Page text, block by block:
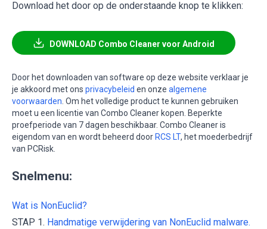
Download het door op de onderstaande knop te klikken:
DOWNLOAD Combo Cleaner voor Android
Door het downloaden van software op deze website verklaar je
je akkoord met ons privacybeleid en onze algemene
voorwaarden . Om het volledige product te kunnen gebruiken
moet u een licentie van Combo Cleaner kopen. Beperkte
proefperiode van 7 dagen beschikbaar. Combo Cleaner is
eigendom van en wordt beheerd door RCS LT, het moederbedrijf
van PCRisk.
Snelmenu:
Wat is NonEuclid?
STAP 1. Handmatige verwijdering van NonEuclid malware.